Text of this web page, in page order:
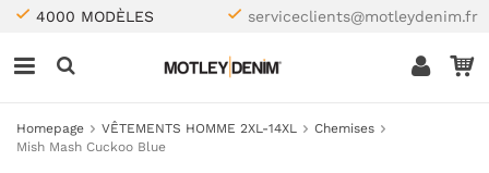
4000 MODÈLES serviceclients@motleydenim.fr
Homepage VÊTEMENTS HOMME 2XL-14XL
Chemises
Mish Mash Cuckoo Blue